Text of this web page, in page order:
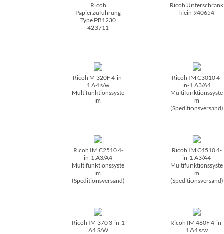
Ricoh
Papierzuführung
Type PB1230
423711
Ricoh Unterschrank
klein 940654
Ricoh M 320F 4-in-
1 A4 s/­w
Multifunktionssyste
m
Ricoh IM C3010 4-
in-1 A3/­A4
Multifunktionssyste
m
(Speditionsversand)
Ricoh IM C2510 4-
in-1 A3/­A4
Multifunktionssyste
m
(Speditionsversand)
Ricoh IM C4510 4-
in-1 A3/­A4
Multifunktionssyste
m
(Speditionsversand)
Ricoh IM 370 3-in-1
A4 S/­W
Ricoh IM 460F 4-in-
1 A4 s/­w